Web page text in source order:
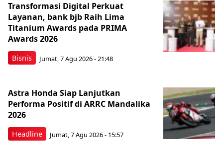
Bisnis
Transformasi Digital Perkuat
Layanan, bank bjb Raih Lima
Titanium Awards pada PRIMA
Awards 2026
Jumat, 7 Agu 2026 - 21:48
Headline
Astra Honda Siap Lanjutkan
Performa Positif di ARRC Mandalika
2026
Jumat, 7 Agu 2026 - 15:57